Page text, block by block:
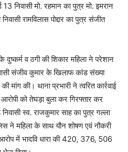
13 निवासी मो. रहमान का पुत्र मो. इमरान
रामविलास पोद्दार का पुत्र संजीत
दुष्कर्म व ठगी की शिकार महिला ने परेशान
संजीव कुमार के खिलाफ कांड संख्या
मांग की। थाना प्रभारी ने त्वरित कार्रवाई
को तेघड़ा बुला कर गिरफ्तार कर
निवासी स्व. राजकुमार साह का पुत्र गल्ला
ने महिला के साथ यौन शोषण एवं नौकरी
में भादवि धारा की 420, 376, 506